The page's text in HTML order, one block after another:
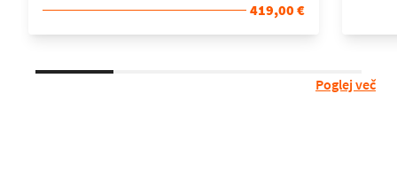
419,00 €
Poglej več